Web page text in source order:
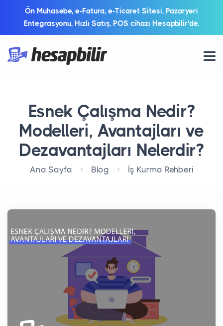
Ön Muhasebe, e-Fatura, e-Ticaret Sitesi, Pazaryeri
Entegrasyonu, Hızlı Satış, POS cihazı Hesapbilir'de.
Esnek Çalışma Nedir?
Modelleri, Avantajları ve
Dezavantajları Nelerdir?
Ana Sayfa Blog İş Kurma Rehberi